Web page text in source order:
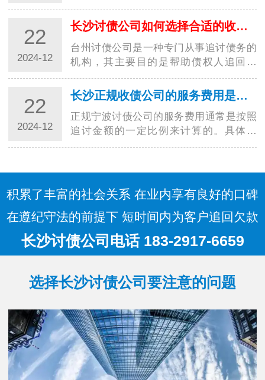
讨的目标。这些高招的运用，让讨债行业
更加规范，并为债权人提供了更好的保
障。随着社会经济的发展，讨债行业也越
来越受到…
22
2024-12
长沙讨债公司如何选择合适的收费方式？
台州讨债公司是一种专门从事追讨债务的
机构，其主要目的是帮助债权人追回欠
款。在选择收费方式时，台州讨债公司需
要考虑多种因素，以确保能够满足客户的
需求并获得合理的收益。以下是一些常见
的收费方…
22
2024-12
长沙正规收债公司的服务费用是如何计算的？
正规宁波讨债公司的服务费用通常是按照
追讨金额的一定比例来计算的。具体来
说，服务费用通常由以下几个方面组成：
主要费用，通常是按照追讨金额的固定比
例来计算…
积累了丰富的社会关系 在业内享有良好的口碑
在遵纪守法的前提下 短时间内为客户追回欠款
长沙讨债公司电话 183-2917-6659
选择长沙讨债公司要注意的问题